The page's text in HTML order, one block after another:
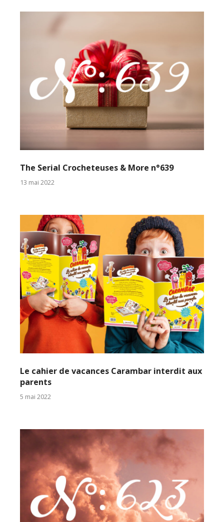
The Serial Crocheteuses & More n°639
13 mai 2022
Le cahier de vacances Carambar interdit aux
parents
5 mai 2022